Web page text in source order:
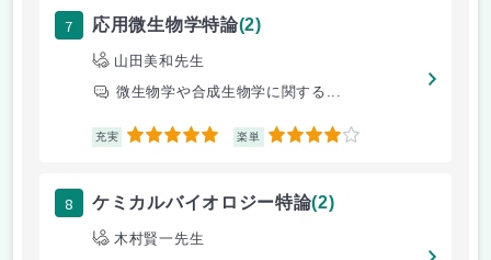
7 応用微生物学特論(2)
山田美和先生
微生物学や合成生物学に関する...
充実 5 楽単 4
8 ケミカルバイオロジー特論(2)
木村賢一先生